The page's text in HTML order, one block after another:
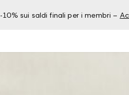
sui saldi finali per i membri –